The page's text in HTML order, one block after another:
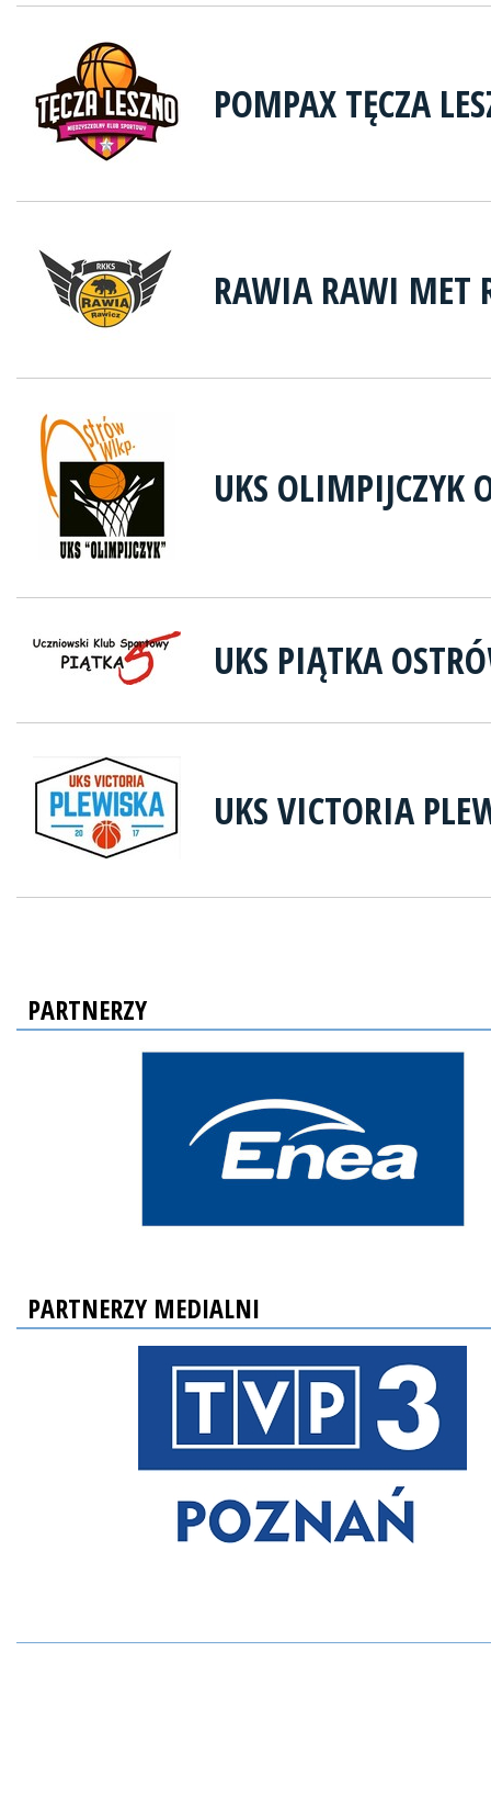
POMPAX TĘCZA
RAWIA RAWI MET
UKS OLIMPIJCZYK
UKS PIĄTKA
UKS VICTORIA
PARTNERZY
PARTNERZY MEDIALNI